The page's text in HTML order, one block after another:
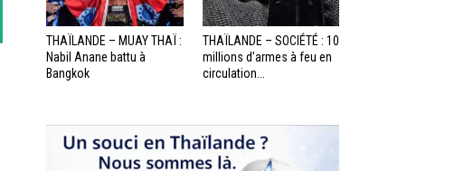
THAÏLANDE – MUAY THAÏ :
Nabil Anane battu à
Bangkok
THAÏLANDE – SOCIÉTÉ : 10
millions d’armes à feu en
circulation...